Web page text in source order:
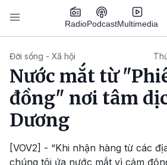
Nhảy đến nội dung
RadioPodcastMultimedia
Đời sống - Xã hội
Nước mắt từ
đồng" nơi tâm
Dương
[VOV2] - “Khi nhận hàng từ các
chúng tôi ứa nước mắt vì cảm